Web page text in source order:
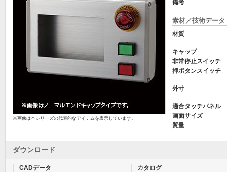
※画像は本シリーズの代表的なアイテムを表示しています。
備考
素材／技術データ
材質
キャップ
非常停止スイッチ
押ボタンスイッチ
外寸
適合タッチパネル
画面サイズ
質量
ダウンロード
CADデータ
カタログ